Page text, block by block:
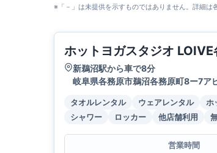
※「－」は未提供を示すものではありません。詳細は
ホットヨガスタジオ LOIVE
新鵜沼駅から車で8分
岐阜県各務原市鵜沼各務原町8ー7ア
タオルレンタル ウェアレンタル ホ
シャワー
ロッカー 他店舗利用
営業時間